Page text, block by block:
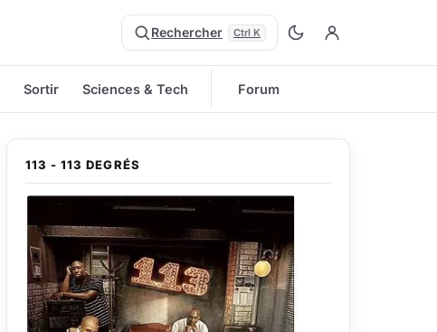
Rechercher Ctrl K
Sortir Sciences & Tech Forum
113 - 113 DEGRÉS